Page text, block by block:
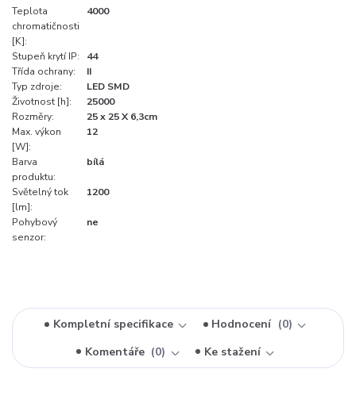
Teplota
chromatičnosti
[K]:
4000
Stupeň krytí IP:
44
Třída ochrany:
II
Typ zdroje:
LED SMD
Životnost [h]:
25000
Rozměry:
25 x 25 X 6,3cm
Max. výkon
[W]:
12
Barva
produktu:
bílá
Světelný tok
[lm]:
1200
Pohybový
senzor:
ne
Kompletní specifikace Hodnocení
0
Komentáře
0 Ke stažení